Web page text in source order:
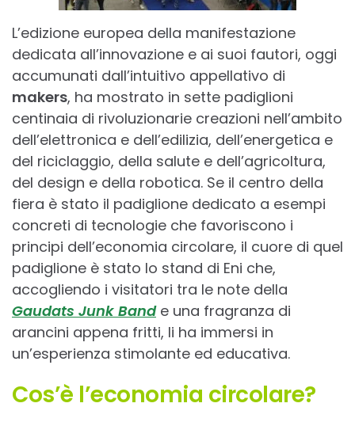
L’edizione europea della manifestazione
dedicata all’innovazione e ai suoi fautori, oggi
accumunati dall’intuitivo appellativo di
makers, ha mostrato in sette padiglioni
centinaia di rivoluzionarie creazioni nell’ambito
dell’elettronica e dell’edilizia, dell’energetica e
del riciclaggio, della salute e dell’agricoltura,
del design e della robotica. Se il centro della
fiera è stato il padiglione dedicato a esempi
concreti di tecnologie che favoriscono i
principi dell’economia circolare, il cuore di quel
padiglione è stato lo stand di Eni che,
accogliendo i visitatori tra le note della
Gaudats Junk Bande una fragranza di
arancini appena fritti, li ha immersi in
un’esperienza stimolante ed educativa.
Cos’è l’economia circolare?